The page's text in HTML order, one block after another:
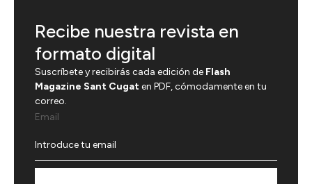
Recibe nuestra revista en
formato digital
Suscríbete y recibirás cada edición de Flash
Magazine Sant Cugaten PDF, cómodamente en tu
correo.
Email